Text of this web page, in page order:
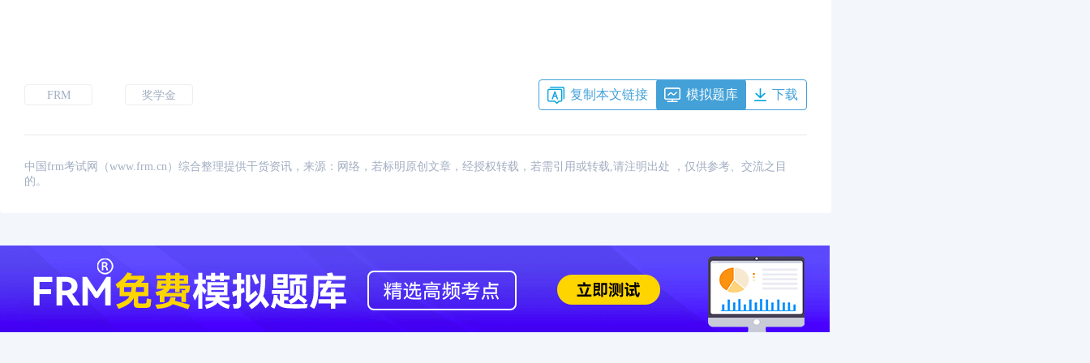
FRM 奖学金 复制本文链接 模拟题库 下载
中国frm考试网（www.frm.cn）综合整理提供干货资讯，来源：网络，若标明原创文章，经授权转载，若需引用或转载,请注明出处 ，仅供参考、交流之目
的。